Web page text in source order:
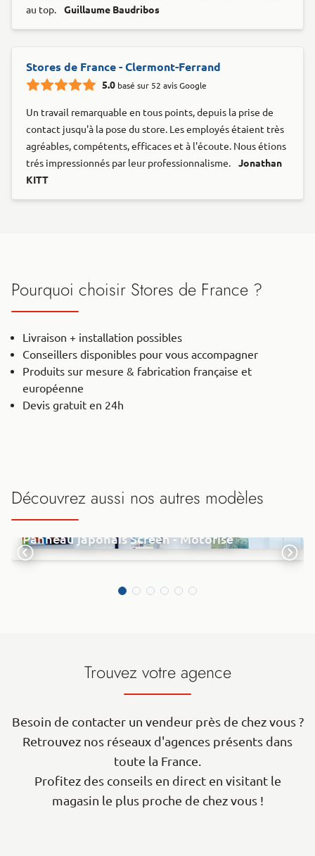
au top.
Guillaume Baudribos
Stores de France - Clermont-Ferrand
5.0 basé sur 52 avis Google
Un travail remarquable en tous points, depuis la prise de
contact jusqu'à la pose du store. Les employés étaient très
agréables, compétents, efficaces et à l'écoute. Nous étions
trés impressionnés par leur professionnalisme.
Jonathan
KITT
Pourquoi choisir Stores de France ?
Livraison + installation possibles
Conseillers disponibles pour vous accompagner
Produits sur mesure & fabrication française et
européenne
Devis gratuit en 24h
Découvrez aussi nos autres modèles
Panneau japonais Screen - Motorisé
Trouvez votre agence
Besoin de contacter un vendeur près de chez vous ?
Retrouvez nos réseaux d'agences présents dans
toute la France.
Profitez des conseils en direct en visitant le
magasin le plus proche de chez vous !